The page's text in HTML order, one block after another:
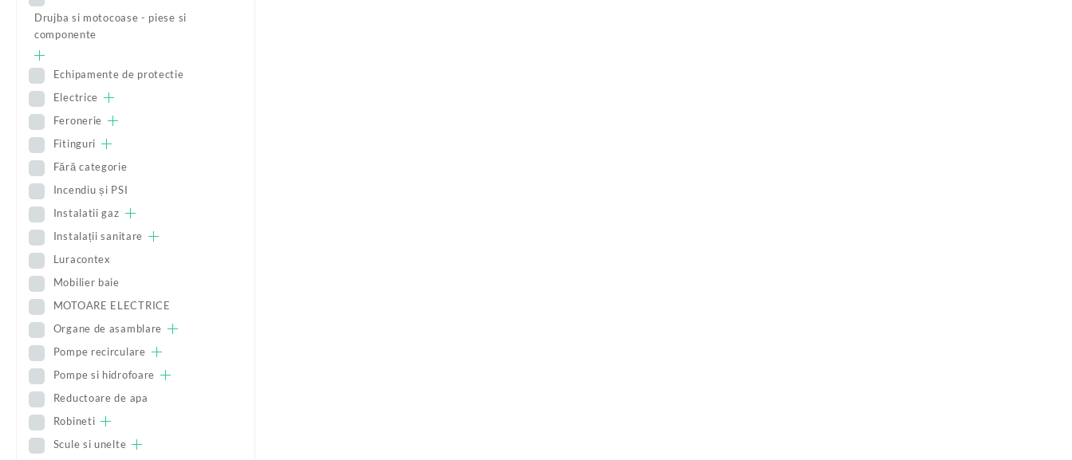
Drujba si motocoase - piese si
componente
Echipamente de protectie
Electrice
Feronerie
Fitinguri
Fără categorie
Incendiu și PSI
Instalatii gaz
Instalații sanitare
Luracontex
Mobilier baie
MOTOARE ELECTRICE
Organe de asamblare
Pompe recirculare
Pompe si hidrofoare
Reductoare de apa
Robineti
Scule si unelte